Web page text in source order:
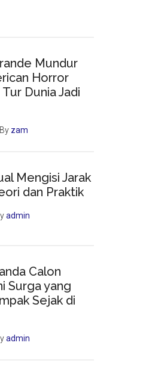
Mundur
Horror
Dunia Jadi
By zam
Mengisi Jarak
dan Praktik
admin
Calon
Surga yang
Sejak di
admin